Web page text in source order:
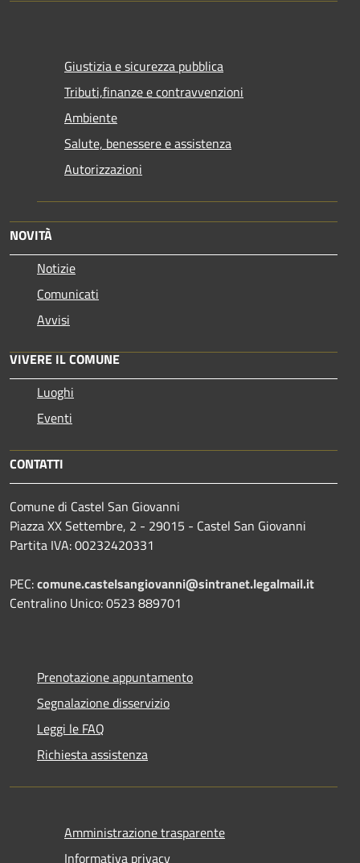
Giustizia e sicurezza pubblica
Tributi,finanze e contravvenzioni
Ambiente
Salute, benessere e assistenza
Autorizzazioni
NOVITÀ
Notizie
Comunicati
Avvisi
VIVERE IL COMUNE
Luoghi
Eventi
CONTATTI
Comune di Castel San Giovanni
Piazza XX Settembre, 2 - 29015 - Castel San Giovanni
Partita IVA: 00232420331
PEC:comune.castelsangiovanni@sintranet.legalmail.it
Centralino Unico: 0523 889701
Prenotazione appuntamento
Segnalazione disservizio
Leggi le FAQ
Richiesta assistenza
Amministrazione trasparente
Informativa privacy